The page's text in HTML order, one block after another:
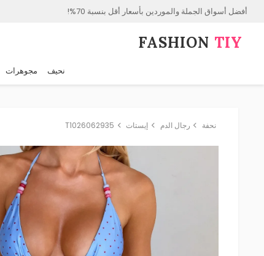
أفضل أسواق الجملة والموردين بأسعار أقل بنسبة 70%!
FASHION⁠ TIY
نحيف مجوهرات
نحفة رجال الدم إيستات T1026062935